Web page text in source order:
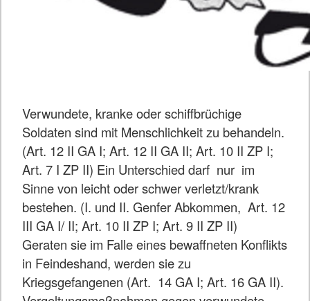
Verwundete, kranke oder schiffbrüchige
Soldaten sind mit Menschlichkeit zu behandeln.
(Art. 12 II GA I; Art. 12 II GA II; Art. 10 II ZP I;
Art. 7 I ZP II) Ein Unterschied darf nur im
Sinne von leicht oder schwer verletzt/krank
bestehen. (I. und II. Genfer Abkommen, Art. 12
III GA I/ II; Art. 10 II ZP I; Art. 9 II ZP II)
Geraten sie im Falle eines bewaffneten Konflikts
in Feindeshand, werden sie zu
Kriegsgefangenen (Art. 14 GA I; Art. 16 GA II).